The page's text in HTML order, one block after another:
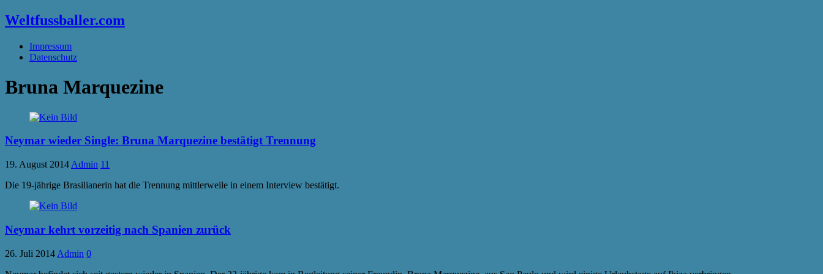
Weltfussballer.com
Impressum
Datenschutz
Bruna Marquezine
Neymar wieder Single: Bruna Marquezine bestätigt Trennung
19. August 2014 Admin 11
Die 19-jährige Brasilianerin hat die Trennung mittlerweile in einem Interview bestätigt.
Neymar kehrt vorzeitig nach Spanien zurück
26. Juli 2014 Admin 0